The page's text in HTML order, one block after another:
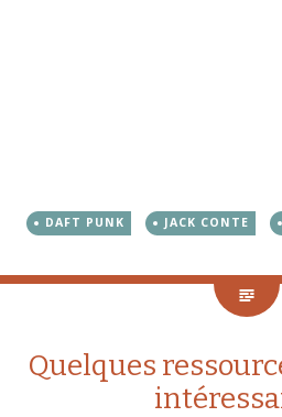
DAFT PUNK JACK CONTE
Quelques